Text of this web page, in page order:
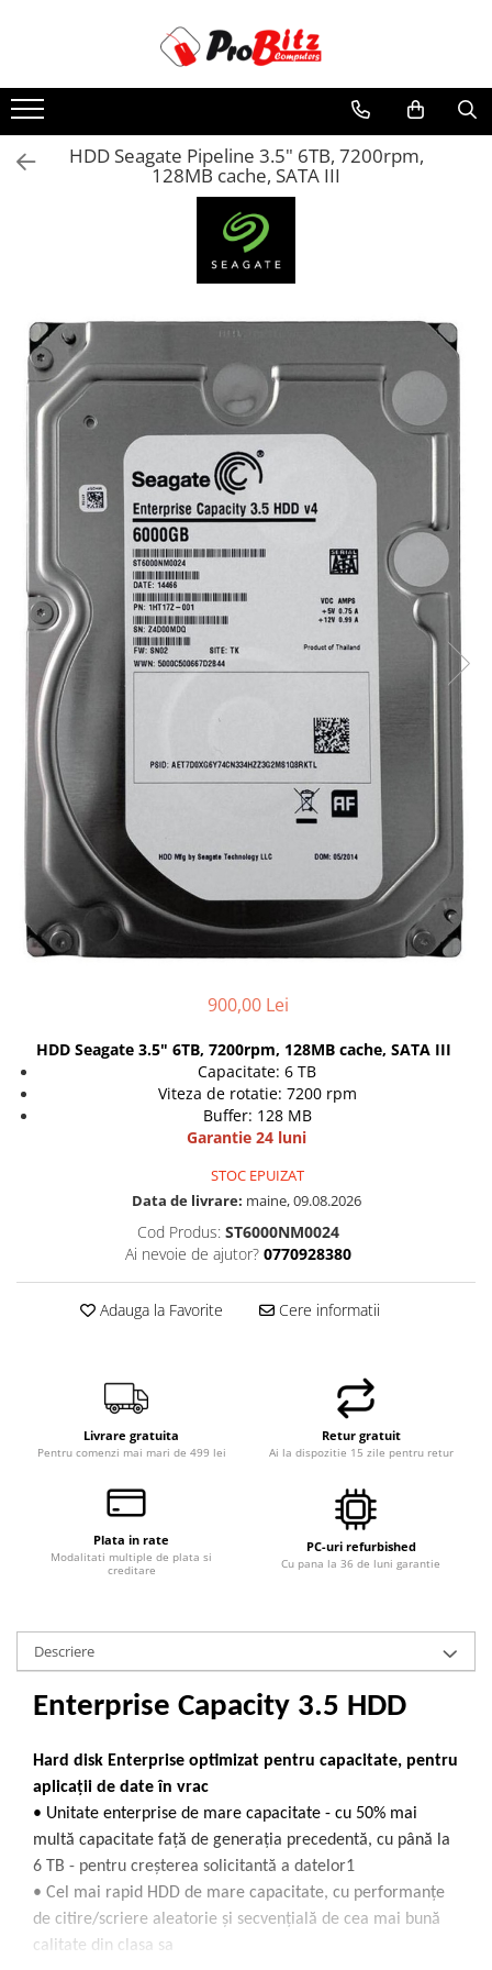
Laptopuri si accesorii
Laptopuri
Memorii laptop
Hard Disk-uri laptop
Baterii laptop
Componente REFURBISHED Laptop
Hard Disk-uri Refurbished
Accesorii Laptop
Docking stations
Incarcatoare laptop
Incarcatoare laptop refurbished
Standuri și Coolere Laptop
Alte accesorii
Card reader
PC, Componente & Software
Calculatoare
Calculatoare NOI
Calculatoare Mini NOI
Calculatoare SECOND-HAND
Calculatoare GAMING
Calculatoare REFURBISHED
Calculatoare RENEW
Calculatoare WORKSTATION
Procesoare
Placi video
SSD
Ventilatoare carcasa
PC All-in-One
Calculatoare All-in-One NOI
Calculatoare All-in-One RENEW
Componente All-in-One
Monitoare
Monitoare Renew
Monitoare Second-Hand
Hard Disk-uri SERVER
Accesorii server
Cabinete metalice
Carcase server
Memorii RAM Server
Procesoare server
HDD Seagate Pipeline 3.5" 6TB, 7200rpm,
128MB cache, SATA III
900,00 Lei
HDD Seagate 3.5" 6TB, 7200rpm, 128MB cache, SATA III
Capacitate: 6 TB
Viteza de rotatie: 7200 rpm
Buffer: 128 MB
Garantie 24 luni
STOC EPUIZAT
Data de livrare: maine, 09.08.2026
Cod Produs: ST6000NM0024
Ai nevoie de ajutor? 0770928380
Adauga la Favorite Cere informatii
Livrare gratuita
Pentru comenzi mai mari de 499 lei
Retur gratuit
Ai la dispozitie 15 zile pentru retur
Plata in rate
Modalitati multiple de plata si
creditare
PC-uri refurbished
Cu pana la 36 de luni garantie
Descriere
Enterprise Capacity 3.5 HDD
Hard disk Enterprise optimizat pentru capacitate, pentru
aplicații de date în vrac
• Unitate enterprise de mare capacitate - cu 50% mai
multă capacitate față de generația precedentă, cu până la
6 TB - pentru creșterea solicitantă a datelor1
• Cel mai rapid HDD de mare capacitate, cu performanțe
de citire/scriere aleatorie și secvențială de cea mai bună
calitate din clasa sa